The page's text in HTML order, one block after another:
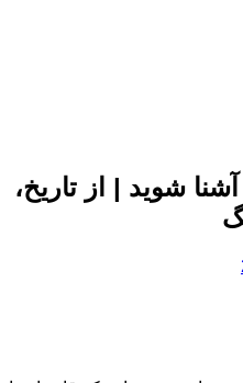
شوید | از تاریخ،